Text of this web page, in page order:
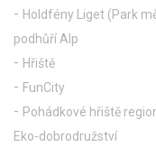
Holdfény Liget (Park
podhůří Alp
Hřiště
FunCity
Pohádkové hřiště
Eko-dobrodružství